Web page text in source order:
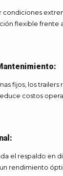
condiciones
flexible frente
fijos, los
costos
el respaldo en
rendimiento